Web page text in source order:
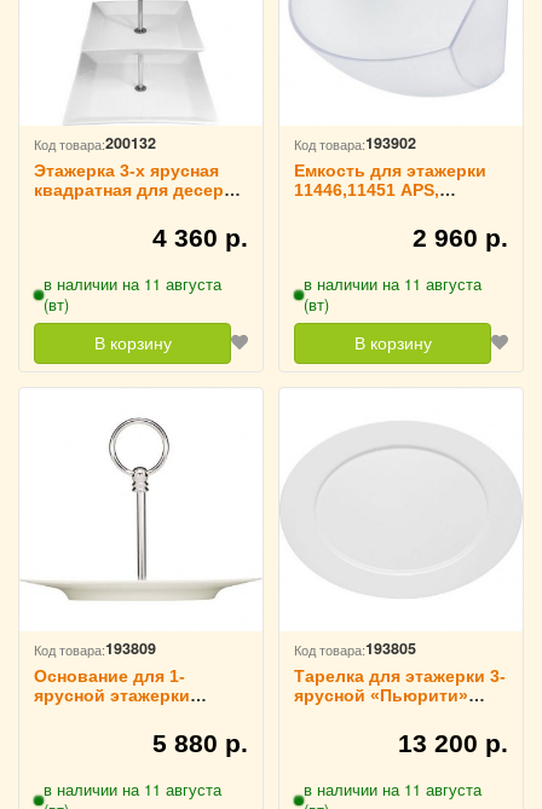
Код товара:200132
Этажерка 3-х ярусная
квадратная для десерта
см H=42 см KunstWerk,
4 360 р.
в наличии на 11 августа
(вт)
В корзину
Код товара:193902
Емкость для этажерки
11446,11451 APS,
2 960 р.
в наличии на 11 августа
(вт)
В корзину
Код товара:193809
Основание для 1-
ярусной этажерки
5 880 р.
в наличии на 11 августа
Код товара:193805
Тарелка для этажерки 3-
ярусной «Пьюрити»
13 200 р.
в наличии на 11 августа